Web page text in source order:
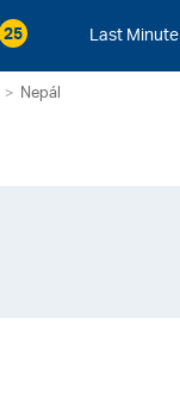
25 Last Minute
Nepál